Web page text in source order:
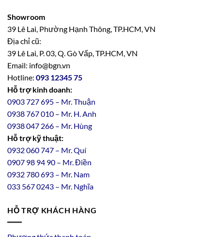
Showroom
39 Lê Lai, Phường Hạnh Thông, TP.HCM, VN
Địa chỉ cũ:
39 Lê Lai, P. 03, Q. Gò Vấp, TP.HCM, VN
Email: info@bgn.vn
Hotline: 093 12345 75
Hỗ trợ kinh doanh:
0903 727 695 – Mr. Thuận
0938 767 010 – Mr. H. Anh
0938 047 266 – Mr. Hùng
Hỗ trợ kỹ thuật:
0932 060 747 – Mr. Quí
0907 98 94 90 – Mr. Điền
0932780693 – Mr. Nam
033 567 0243 – Mr. Nghĩa
HỖ TRỢ KHÁCH HÀNG